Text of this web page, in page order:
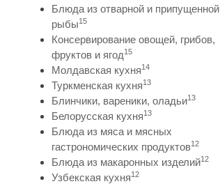
Блюда из отварной и припущенной
рыбы15
Консервирование овощей, грибов,
фруктов и ягод15
Молдавская кухня14
Туркменская кухня13
Блинчики, вареники, оладьи13
Белорусская кухня13
Блюда из мяса и мясных
гастрономических продуктов12
Блюда из макаронных изделий12
Узбекская кухня12